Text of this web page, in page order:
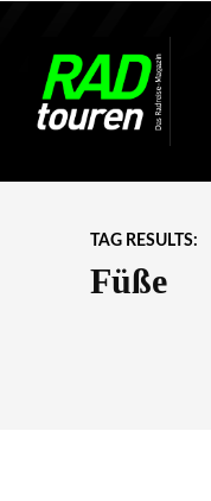
TAG RESULTS:
Füße